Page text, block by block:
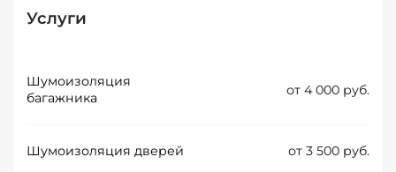
Услуги
Шумоизоляция
багажника
от 4 000 руб.
Шумоизоляция дверей от 3 500 руб.